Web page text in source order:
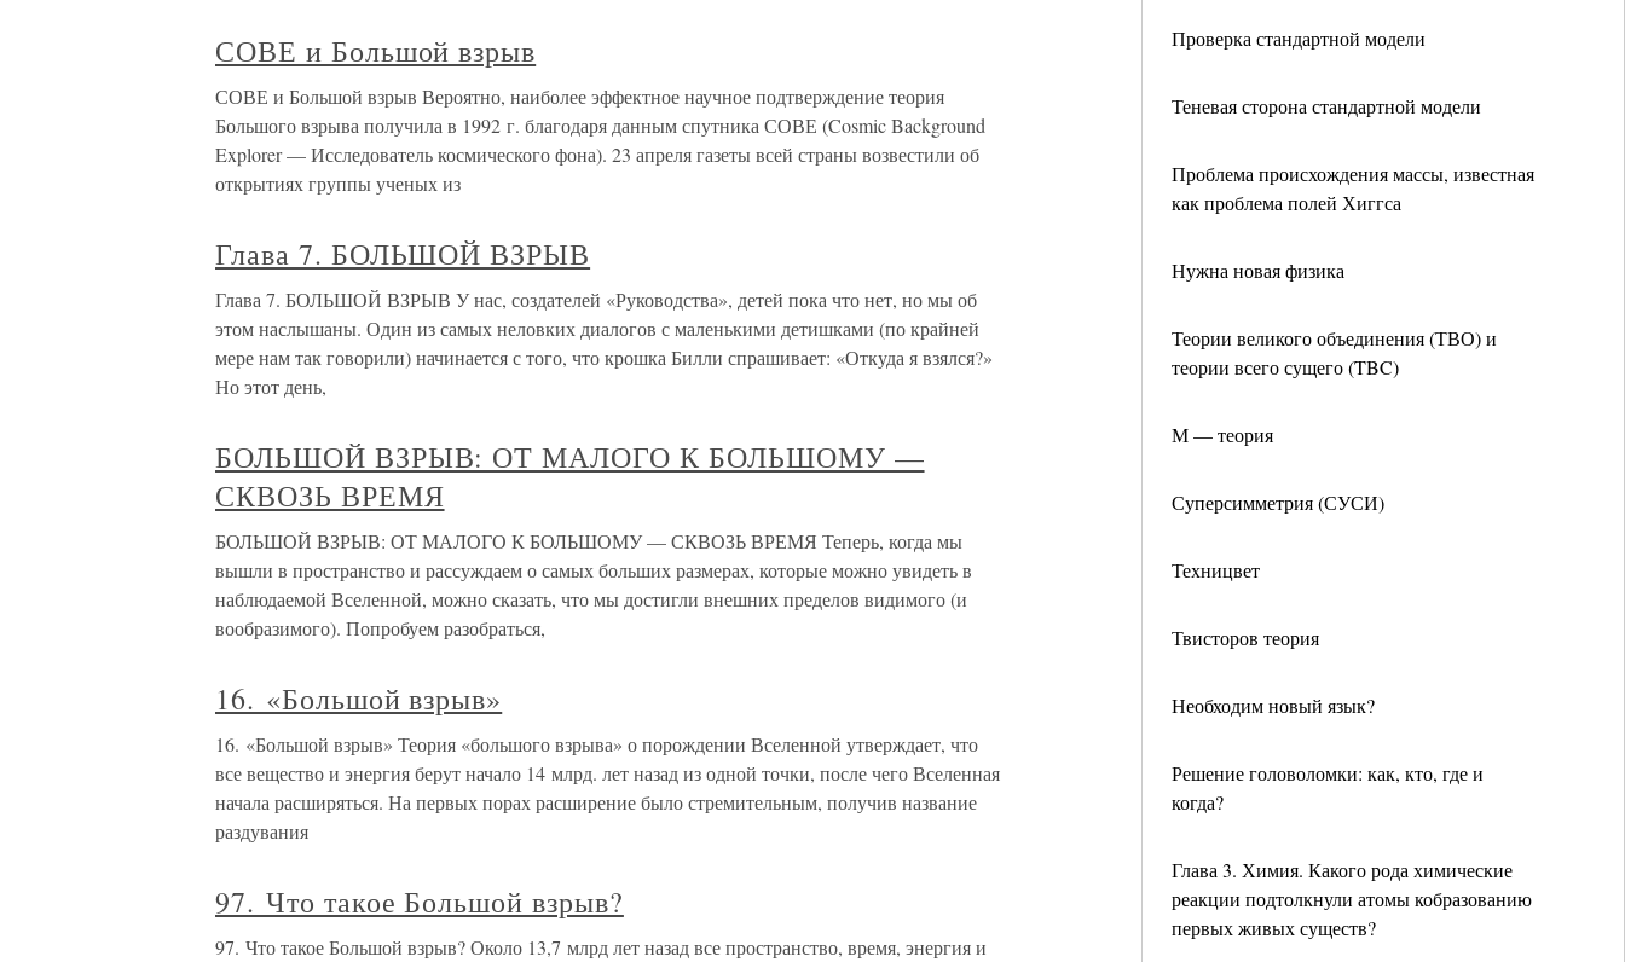
Проверка стандартной модели
Теневая сторона стандартной модели
Проблема происхождения массы, известная
как проблема полей Хиггса
Нужна новая физика
Теории великого объединения (ТВО) и
теории всего сущего (TBC)
М — теория
Суперсимметрия (СУСИ)
Техницвет
Твисторов теория
Необходим новый язык?
Решение головоломки: как, кто, где и
когда?
Глава 3. Химия. Какого рода химические
реакции подтолкнули атомы кобразованию
первых живых существ?
СОВЕ и Большой взрыв
СОВЕ и Большой взрыв Вероятно, наиболее эффектное научное подтверждение теория
Большого взрыва получила в 1992 г. благодаря данным спутника СОВЕ (Cosmic Background
Explorer — Исследователь космического фона). 23 апреля газеты всей страны возвестили об
открытиях группы ученых из
Глава 7. БОЛЬШОЙ ВЗРЫВ
Глава 7. БОЛЬШОЙ ВЗРЫВ У нас, создателей «Руководства», детей пока что нет, но мы об
этом наслышаны. Один из самых неловких диалогов с маленькими детишками (по крайней
мере нам так говорили) начинается с того, что крошка Билли спрашивает: «Откуда я взялся?»
Но этот день,
БОЛЬШОЙ ВЗРЫВ: ОТ МАЛОГО К БОЛЬШОМУ —
СКВОЗЬ ВРЕМЯ
БОЛЬШОЙ ВЗРЫВ: ОТ МАЛОГО К БОЛЬШОМУ — СКВОЗЬ ВРЕМЯ Теперь, когда мы
вышли в пространство и рассуждаем о самых больших размерах, которые можно увидеть в
наблюдаемой Вселенной, можно сказать, что мы достигли внешних пределов видимого (и
вообразимого). Попробуем разобраться,
16. «Большой взрыв»
16. «Большой взрыв» Теория «большого взрыва» о порождении Вселенной утверждает, что
все вещество и энергия берут начало 14 млрд. лет назад из одной точки, после чего Вселенная
начала расширяться. На первых порах расширение было стремительным, получив название
раздувания
97. Что такое Большой взрыв?
97. Что такое Большой взрыв? Около 13,7 млрд лет назад все пространство, время, энергия и